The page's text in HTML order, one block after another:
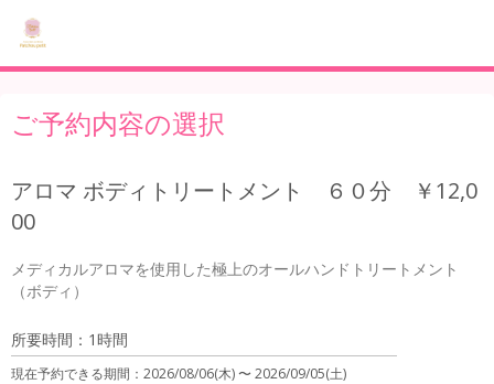
ご予約内容の選択
アロマ ボディトリートメント ６０分 ￥12,0
00
メディカルアロマを使用した極上のオールハンドトリートメント
所要時間：1時間
現在予約できる期間： 2026/08/06(木) 〜2026/09/05(土)